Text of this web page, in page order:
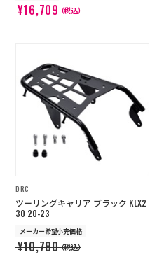
¥16,709（税込）
DRC
ツーリングキャリア ブラック KLX2
30 20-23
メーカー希望小売価格
¥10,780（税込）